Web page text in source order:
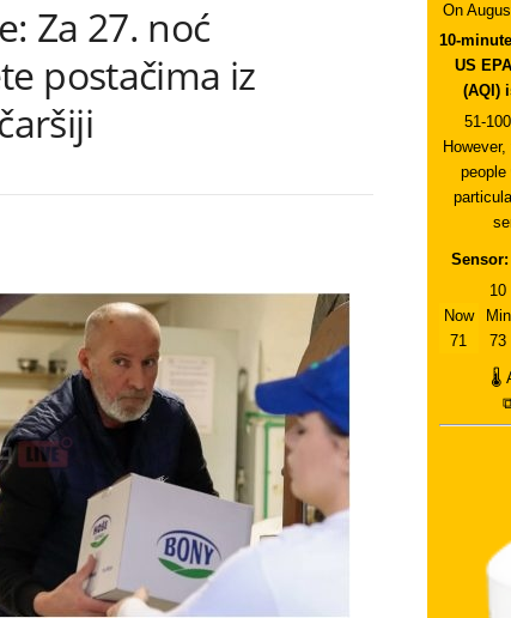
Za 27. noć
postačima iz
On
10-
US
(AQI)
51-
people
Now
71
10
Min
73
🌡